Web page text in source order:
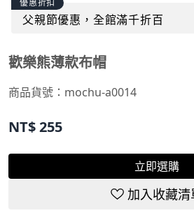
優惠折扣
父親節優惠，全館滿千折百
歡樂熊薄款布帽
商品貨號： mochu-a0014
NT$255
立即選購
加入收藏清